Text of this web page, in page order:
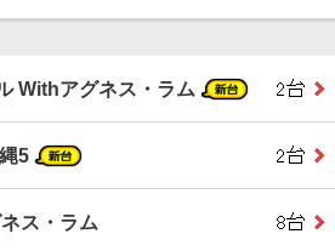
Withアグネス・ラム
5
ス・ラム